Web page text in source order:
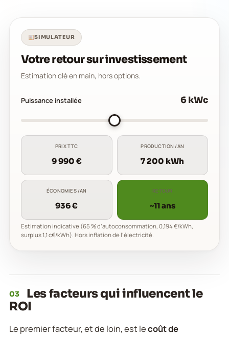
SIMULATEUR
Votre retour sur investissement
Estimation clé en main, hors options.
Puissance installée 6kWc
PRIX TTC
9 990 €
PRODUCTION /AN
7 200 kWh
ÉCONOMIES /AN
936 €
RETOUR
~11 ans
Estimation indicative (65 % d’autoconsommation, 0,194 €/kWh,
surplus 1,1 c€/kWh). Hors inflation de l’électricité.
03
Les facteurs qui influencent le
ROI
Le premier facteur, et de loin, est lecoût de